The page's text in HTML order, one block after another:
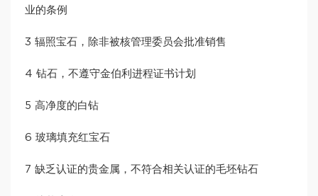
业的条例
3 辐照宝石，除非被核管理委员会批准销售
4 钻石，不遵守金伯利进程证书计划
5 高净度的白钻
6 玻璃填充红宝石
7 缺乏认证的贵金属，不符合相关认证的毛坯钻石